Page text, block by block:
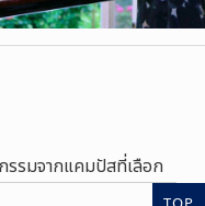
รรมจากแคมปัสที่เลือก